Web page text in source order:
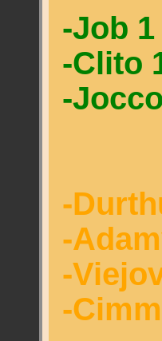
-Job 1
-Clito
-
-
-
-
-